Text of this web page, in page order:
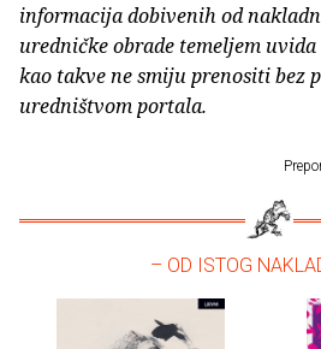
informacija dobivenih od
uredničke obrade temeljem
kao takve ne smiju prenositi bez
uredništvom portala.
– OD ISTOG